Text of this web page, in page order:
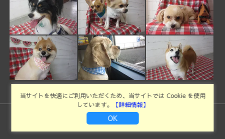
ドッグサロンイキシア .All Rights Reserved.
当サイトを快適にご利用いただくため、当サイトでは Cookie を使用
しています。
【詳細情報】
OK